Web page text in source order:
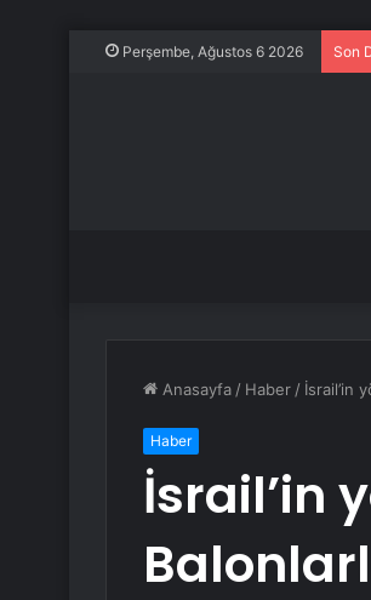
Perşembe, Ağustos 6 2026 Son
Anasayfa / Haber / İsrail’in
Haber
İsrail’in